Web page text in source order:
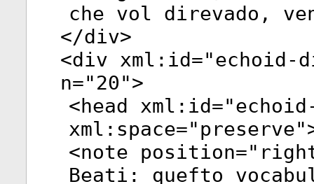
che vol direvado,
</div>
<div xml:id="echoid-
n="20">
<head xml:id="
xml:space="preserve
<note position="
Beati: quefto